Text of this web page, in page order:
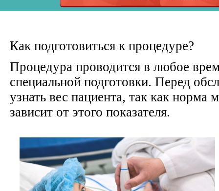
Как подготовиться к процедуре?
Процедура проводится в любое
специальной подготовки. Перед
узнать вес пациента, так как
зависит от этого показателя.